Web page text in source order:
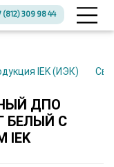
(812) 309 98 44
IEK (ИЭК)
ДПО
БЕЛЫЙ С
IEK